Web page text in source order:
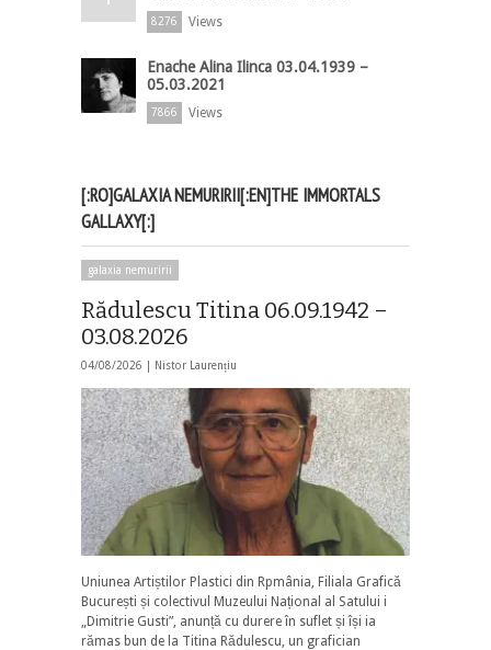
8276 Views
Enache Alina Ilinca 03.04.1939 –
05.03.2021
7866 Views
[:RO]GALAXIA NEMURIRII[:EN]THE IMMORTALS
GALLAXY[:]
galaxia nemuririi
Rădulescu Titina 06.09.1942 –
03.08.2026
04/08/2026 | Nistor Laurențiu
Uniunea Artiștilor Plastici din Rpmânia, Filiala Grafică
București și colectivul Muzeului Național al Satului i
„Dimitrie Gusti”, anunță cu durere în suflet și își ia
rămas bun de la Titina Rădulescu, un grafician